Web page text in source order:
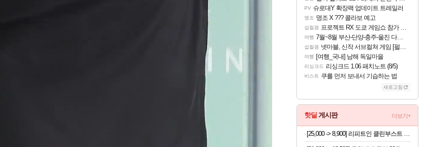
PV 슈로대Y 확장팩 업데이트 트레일러
명조 명조 X ??? 콜라보 예고
섭컬겜 프로젝트 RX 도쿄 게임쇼 참가 결정
여행 7월~8월 부산-단양-충주-울진 다녀왔어요~
섭컬겜 넷마블, 신작 서브컬쳐 게임 [펄 인 블루] 티저 사이트 오픈
여행 [여행_국내] 남해 독일마을
리싱크드 리싱크드 1.06 패치노트 (8/5)
비스트 쿠를 먼저 보내서 기습하는 법
새로고침
핫딜 게시판 더보기+